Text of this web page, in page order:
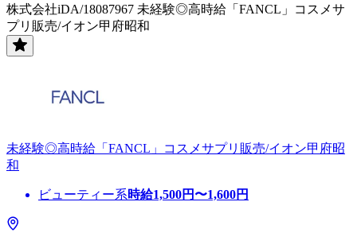
株式会社iDA/18087967 未経験◎高時給「FANCL」コスメサ
プリ販売/イオン甲府昭和
未経験◎高時給「FANCL」コスメサプリ販売/イオン甲府昭
和
ビューティー系時給1,500円〜1,600円